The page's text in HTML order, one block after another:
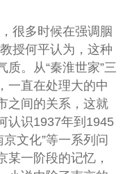
很多时候在强调胭
授何平认为，这种
。从“秦淮世家”三
一直在处理大的中
之间的关系，这就
认识1937年到1945
文化”等一系列问
某一阶段的记忆，